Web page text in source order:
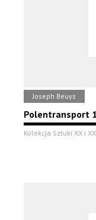
Joseph Beuys
Polentransport
Kolekcja Sztuki XX i